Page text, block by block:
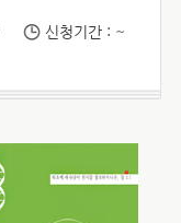
신청기간 : ~